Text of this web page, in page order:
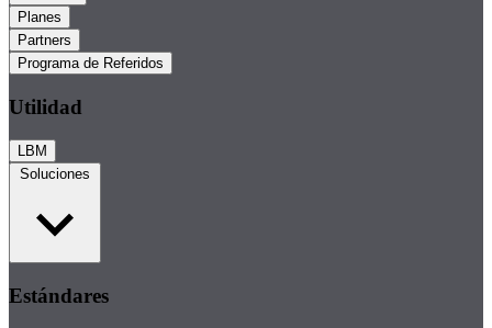
Planes
Partners
Programa de Referidos
Utilidad
LBM
Soluciones
Estándares